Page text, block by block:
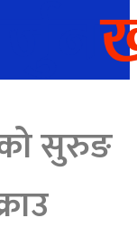
सुरुङ